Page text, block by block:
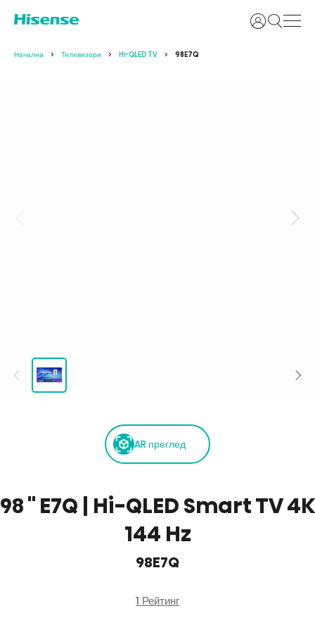
Вход
Начална Телевизори Hi-QLED TV 98E7Q
AR преглед
98 '' E7Q | Hi-QLED Smart TV 4K
144 Hz
98E7Q
1 Рейтинг